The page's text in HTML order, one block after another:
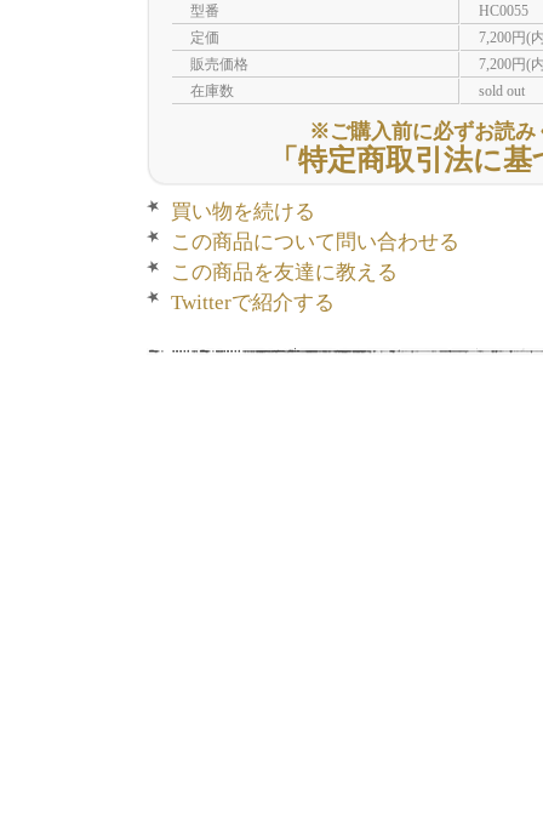
型番
HC0055
定価
7,200円(
販売価格
7,200円(
在庫数
sold out
※ご購入前に必ずお読み
「特定商取引法に
買い物を続ける
この商品について問い合わせる
この商品を友達に教える
Twitterで紹介する